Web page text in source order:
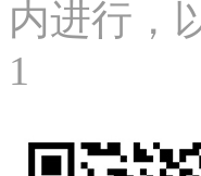
内进行，
1